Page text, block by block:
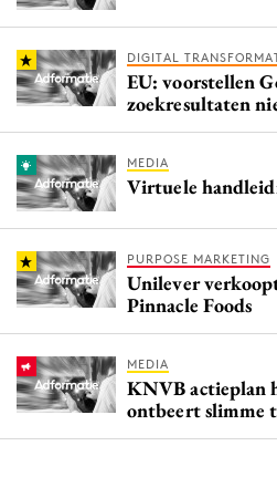
DIGITAL
EU: voorstellen
zoekresultaten
MEDIA
Virtuele
PURPOSE MARKETING
Unilever
Pinnacle Foods
MEDIA
KNVB actieplan
ontbeert slimme